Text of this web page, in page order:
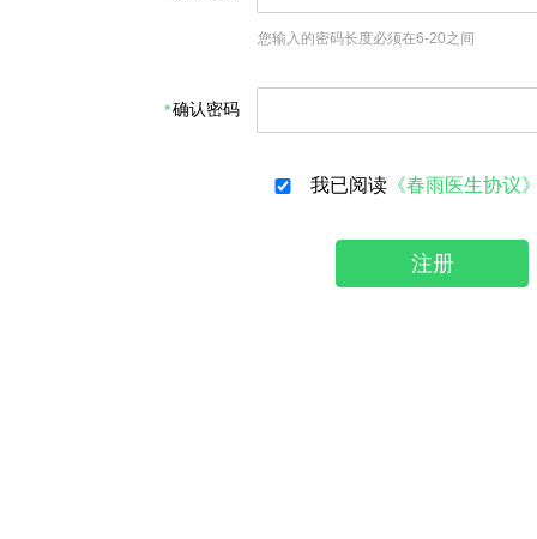
您输入的密码长度必须在6-20之间
确认密码
我已阅读 《春雨医生协议
注册